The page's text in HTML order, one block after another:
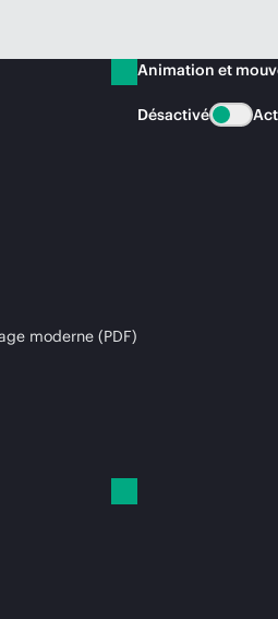
moderne (PDF)
Animation et
Désactivé